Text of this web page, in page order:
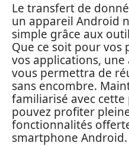
Le transfert de
un appareil Android
simple grâce aux
Que ce soit pour vos
vos applications,
vous permettra de
sans encombre.
familiarisé avec
pouvez profiter
fonctionnalités
smartphone Android.